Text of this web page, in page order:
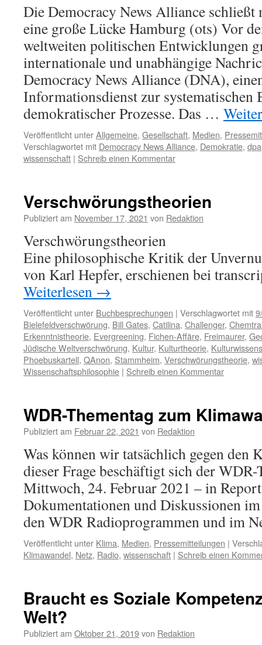
Die Democracy News Alliance
eine große Lücke Hamburg (ots) Vor
weltweiten politischen Entwicklungen
internationale und unabhängige
Democracy News Alliance (DNA),
Informationsdienst zur systematischen
demokratischer Prozesse. Das …
Veröffentlicht unterAllgemeine, Gesellschaft, Medien,
Verschlagwortet mit Democracy News Alliance, Demokratie, dpa
wissenschaft | Schreib einen Kommentar
Verschwörungstheorien
Publiziert am November 17, 2021 von Redaktion
Verschwörungstheorien
Eine philosophische Kritik der
von Karl Hepfer, erschienen bei
Weiterlesen →
Veröffentlicht unter Buchbesprechungen | Verschlagwortet mit
Bielefeldverschwörung, Bill Gates, Catilina, Challenger,
Erkenntnistheorie, Evergreening, Fichen-Affäre, Freimaurer,
Jüdische Weltverschwörung, Kultur, Kulturtheorie,
Phoebuskartell, QAnon, Stammheim, Verschwörungstheorie,
Wissenschaftsphilosophie | Schreib einen Kommentar
WDR-Thementag zum
Publiziert am Februar 22, 2021 von Redaktion
Was können wir tatsächlich gegen den
dieser Frage beschäftigt sich der WDR-
Mittwoch, 24. Februar 2021 – in
Dokumentationen und Diskussionen
den WDR Radioprogrammen und im
Veröffentlicht unter Klima, Medien, Pressemitteilungen |
Klimawandel, Netz, Radio, wissenschaft | Schreib einen
Braucht es Soziale
Welt?
Publiziert am Oktober 21, 2019von Redaktion